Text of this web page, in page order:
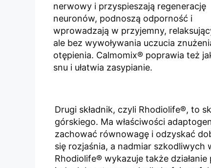
nerwowy i przyspieszają regenerację
neuronów, podnoszą odporność i
wprowadzają w przyjemny,
ale bez wywoływania uczucia
otępienia. Calmomix® poprawia też
snu i ułatwia zasypianie.
Drugi składnik, czyli Rhodiolife®, to
górskiego. Ma właściwości
zachować równowagę i odzyskać
się rozjaśnia, a nadmiar
Rhodiolife® wykazuje także